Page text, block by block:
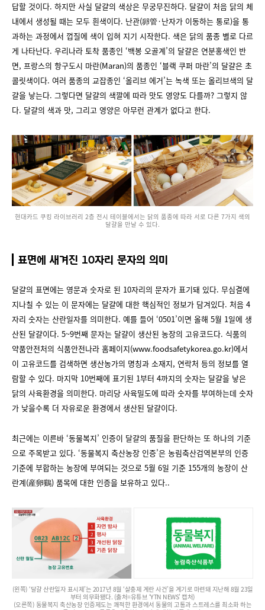
답할 것이다. 하지만 사실 달걀의 색상은 무궁무진하다. 달걀이 처음 닭의 체
내에서 생성될 때는 모두 흰색이다. 난관(卵管·난자가 이동하는 통로)을 통
과하는 과정에서 껍질에 색이 입혀 지기 시작한다. 색은 닭의 품종 별로 다르
게 나타난다. 우리나라 토착 품종인 ‘백봉 오골계’의 달걀은 연분홍색인 반
면, 프랑스의 항구도시 마란(Maran)의 품종인 ‘블랙 쿠퍼 마란’의 달걀은 초
콜릿색이다. 여러 품종의 교잡종인 ‘올리브 에거’는 녹색 또는 올리브색의 달
걀을 낳는다. 그렇다면 달걀의 색깔에 따라 맛도 영양도 다를까? 그렇지 않
다. 달걀의 색과 맛, 그리고 영양은 아무런 관계가 없다고 한다.
현대카드 쿠킹 라이브러리 2층 전시 테이블에서는 닭의 품종에 따라 서로 다른 7가지 색의
달걀을 만날 수 있다.
표면에 새겨진 10자리 문자의 의미
달걀의 표면에는 영문과 숫자로 된 10자리의 문자가 표기돼 있다. 무심결에
지나칠 수 있는 이 문자에는 달걀에 대한 핵심적인 정보가 담겨있다. 처음 4
자리 숫자는 산란일자를 의미한다. 예를 들어 ‘0501’이면 올해 5월 1일에 생
산된 달걀이다. 5~9번째 문자는 달걀이 생산된 농장의 고유코드다. 식품의
약품안전처의 식품안전나라 홈페이지(www.foodsafetykorea.go.kr)에서
이 고유코드를 검색하면 생산농가의 명칭과 소재지, 연락처 등의 정보를 열
람할 수 있다. 마지막 10번째에 표기된 1부터 4까지의 숫자는 달걀을 낳은
닭의 사육환경을 의미한다. 마리당 사육밀도에 따라 숫자를 부여하는데 숫자
가 낮을수록 더 자유로운 환경에서 생산된 달걀이다.
최근에는 이른바 ‘동물복지’ 인증이 달걀의 품질을 판단하는 또 하나의 기준
으로 주목받고 있다. ‘동물복지 축산농장 인증’은 농림축산검역본부의 인증
기준에 부합하는 농장에 부여되는 것으로 5월 6일 기준 155개의 농장이 산
란계(産卵鷄) 품목에 대한 인증을 보유하고 있다..
(왼쪽) ‘달걀 산란일자 표시제’는 2017년 8월 ‘살충제 계란 사건’을 계기로 마련돼 지난해 8월 23일
부터 의무화됐다. (출처=유튜브 ‘YTN NEWS’ 캡처)
(오른쪽) 동물복지 축산농장 인증제도는 쾌적한 환경에서 동물의 고통과 스트레스를 최소화 하는